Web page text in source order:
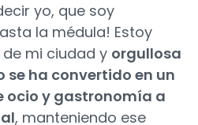
yo, que soy
la médula! Estoy
mi ciudad y orgullosa
se ha convertido en un
ocio y gastronomía a
, manteniendo ese